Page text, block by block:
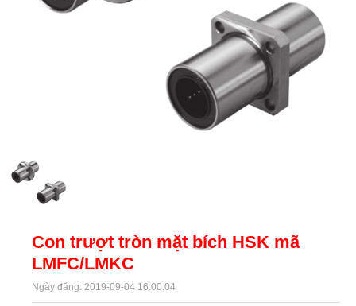
Con trượt tròn mặt bích HSK mã
LMFC/LMKC
Ngày đăng: 2019-09-04 16:00:04